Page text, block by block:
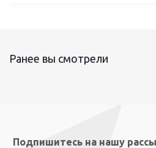
Ранее вы смотрели
Подпишитесь на нашу